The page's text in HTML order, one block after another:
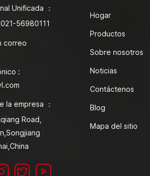
Unificada ：
56980111
correo
:
la empresa ：
Road,
Hogar
Productos
Sobre nosotros
Noticias
Contáctenos
Blog
Mapa del sitio